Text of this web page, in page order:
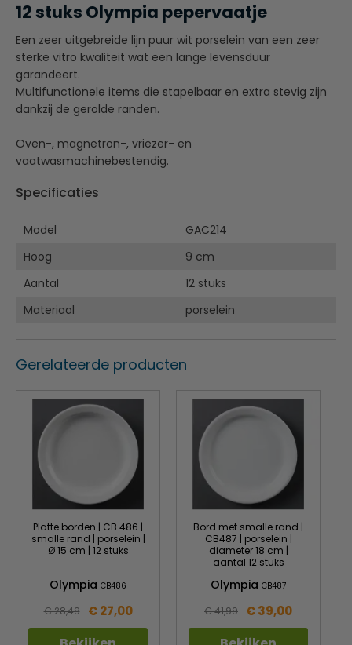
12 stuks Olympia pepervaatje
Een zeer uitgebreide lijn puur wit porselein van een zeer
sterke vitro kwaliteit wat een lange levensduur
garandeert.
Multifunctionele items die stapelbaar en extra stevig zijn
dankzij de gerolde randen.
Oven-, magnetron-, vriezer- en
vaatwasmachinebestendig.
Specificaties
Model
GAC214
Hoog
9 cm
Aantal
12 stuks
Materiaal
porselein
Gerelateerde producten
Platte borden | CB 486 |
smalle rand | porselein |
Ø 15 cm | 12 stuks
Olympia CB486
€ 28,49 € 27,00
Bord met smalle rand |
CB487 | porselein |
diameter 18 cm |
aantal 12 stuks
Olympia CB487
€ 41,99 € 39,00